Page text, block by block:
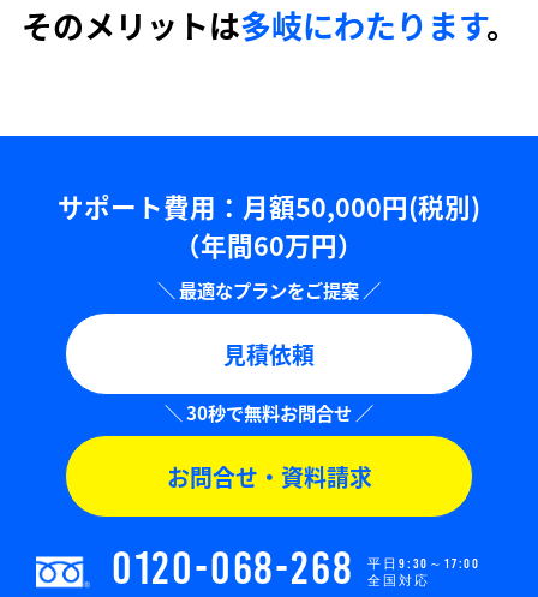
そのメリットは多岐にわたります。
サポート費用：⽉額50,000円(税別)
（年間60万円）
見積依頼
お問合せ・資料請求
0120-068-268
平日9:30～17:00
全国対応